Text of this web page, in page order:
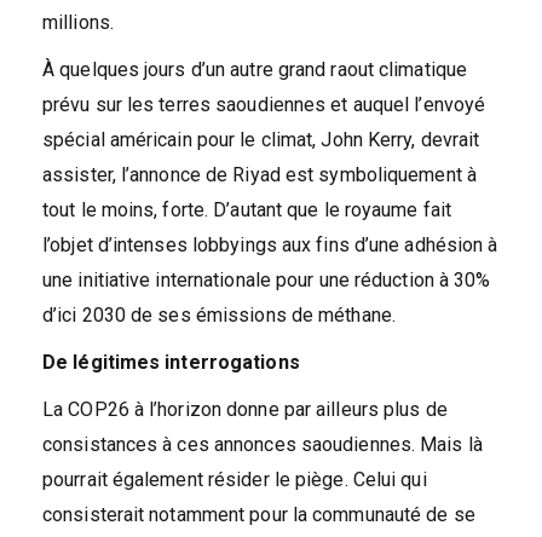
millions.
À quelques jours d’un autre grand raout climatique
prévu sur les terres saoudiennes et auquel l’envoyé
spécial américain pour le climat, John Kerry, devrait
assister, l’annonce de Riyad est symboliquement à
tout le moins, forte. D’autant que le royaume fait
l’objet d’intenses lobbyings aux fins d’une adhésion à
une initiative internationale pour une réduction à 30%
d’ici 2030 de ses émissions de méthane.
De légitimes interrogations
La COP26 à l’horizon donne par ailleurs plus de
consistances à ces annonces saoudiennes. Mais là
pourrait également résider le piège. Celui qui
consisterait notamment pour la communauté de se